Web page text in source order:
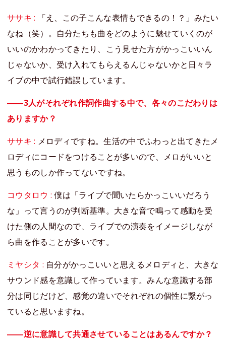
ササキ :
「え、この子こんな表情もできるの！？」みたい
なね（笑）。自分たちも曲をどのように魅せていくのが
いいのかわかってきたり、こう見せた方がかっこいいん
じゃないか、受け入れてもらえるんじゃないかと日々ラ
イブの中で試行錯誤しています。
――3人がそれぞれ作詞作曲する中で、各々のこだわりは
ありますか？
ササキ : メロディですね。生活の中でふわっと出てきたメ
ロディにコードをつけることが多いので、メロがいいと
思うものしか作ってないですね。
コウタロウ :僕は「ライブで聞いたらかっこいいだろう
な」って言うのが判断基準。大きな音で鳴って感動を受
けた側の人間なので、ライブでの演奏をイメージしなが
ら曲を作ることが多いです。
ミヤシタ : 自分がかっこいいと思えるメロディと、大きな
サウンド感を意識して作っています。みんな意識する部
分は同じだけど、感覚の違いでそれぞれの個性に繋がっ
ていると思いますね。
――逆に意識して共通させていることはあるんですか？